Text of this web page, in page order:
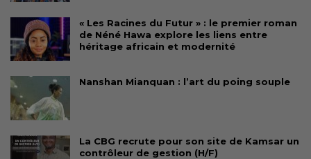
« Les Racines du Futur » : le premier roman
de Néné Hawa explore les liens entre
héritage africain et modernité
Nanshan Mianquan : l’art du poing souple
La CBG recrute pour son site de Kamsar un
contrôleur de gestion (H/F)